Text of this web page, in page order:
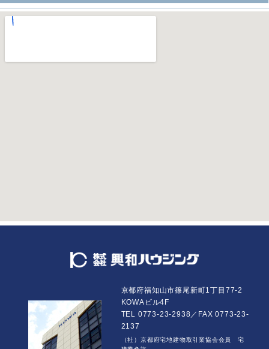
京都府福知山市篠尾新町1丁目77-2
KOWAビル4F
TEL 0773-23-2938／FAX 0773-23-
2137
（社）京都府宅地建物取引業協会会員 宅